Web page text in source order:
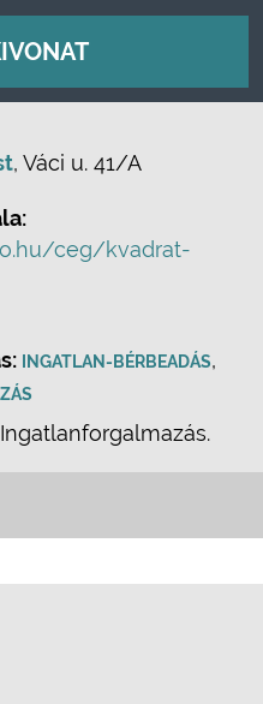
, Váci u. 41/A
ceg/kvadrat-
INGATLAN-BÉRBEADÁS,
Ingatlanforgalmazás.